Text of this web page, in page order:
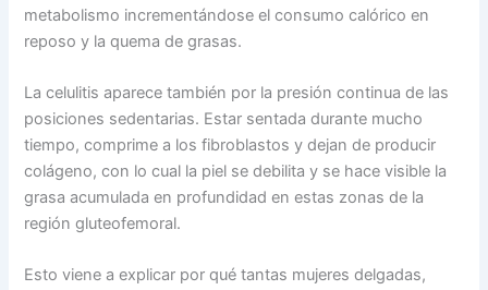
metabolismo incrementándose el consumo calórico en
reposo y la quema de grasas.
La celulitis aparece también por la presión continua de las
posiciones sedentarias. Estar sentada durante mucho
tiempo, comprime a los fibroblastos y dejan de producir
colágeno, con lo cual la piel se debilita y se hace visible la
grasa acumulada en profundidad en estas zonas de la
región gluteofemoral.
Esto viene a explicar por qué tantas mujeres delgadas,